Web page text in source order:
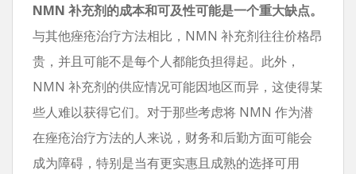
NMN 补充剂的成本和可及性可能是一个重大缺点。
与其他痤疮治疗方法相比，NMN 补充剂往往价格昂
贵，并且可能不是每个人都能负担得起。此外，
NMN 补充剂的供应情况可能因地区而异，这使得某
些人难以获得它们。对于那些考虑将 NMN 作为潜
在痤疮治疗方法的人来说，财务和后勤方面可能会
成为障碍，特别是当有更实惠且成熟的选择可用